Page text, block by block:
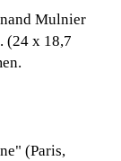
Mulnier
(24 x 18,7
(Paris,